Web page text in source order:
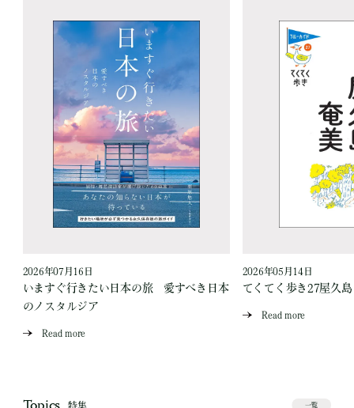
2026年07月16日
いますぐ行きたい日本の旅 愛すべき日本
のノスタルジア
Read more
2026年05月14日
てくてく歩き27屋久
Read more
特集 一覧